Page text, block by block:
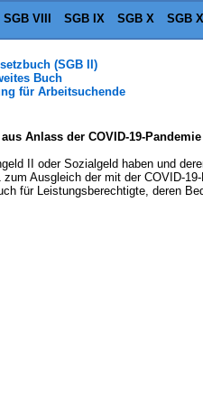
SGB VIII SGB IX SGB X SGB XI
(SGB II)
Buch
für Arbeitsuchende
Anlass der COVID-19-Pandemie
II oder Sozialgeld haben und
Ausgleich der mit der COVID-
für Leistungsberechtigte, deren